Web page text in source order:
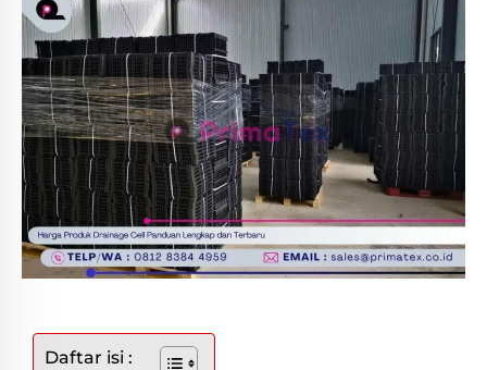
Daftar isi :